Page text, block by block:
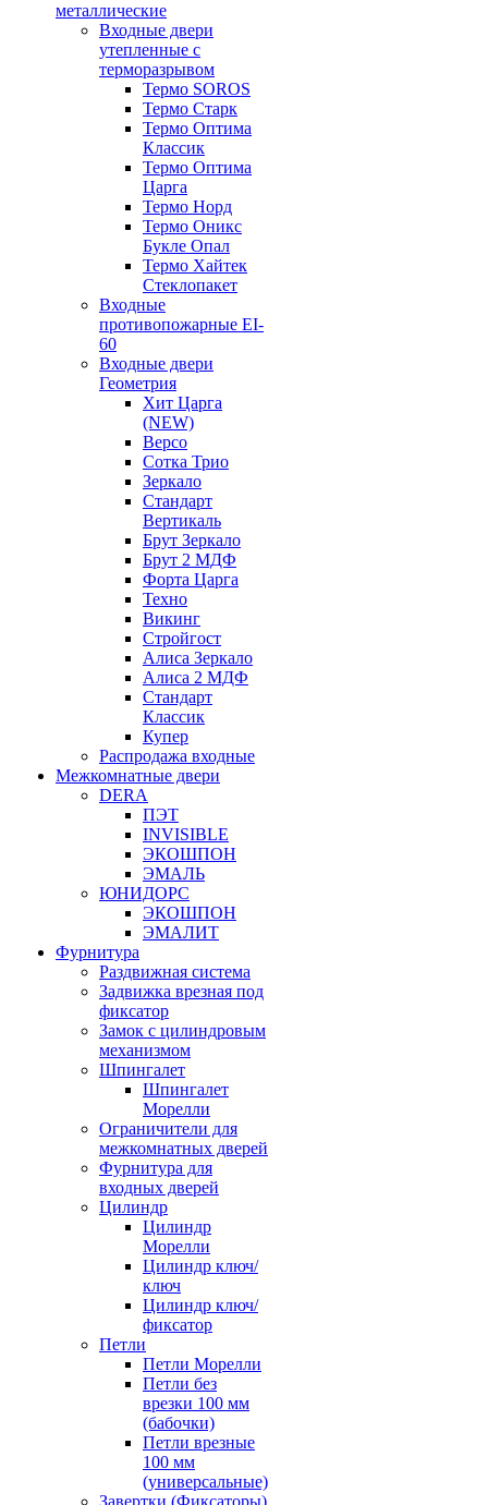
металлические
Входные двери
утепленные с
терморазрывом
Термо SOROS
Термо Старк
Термо Оптима
Классик
Термо Оптима
Царга
Термо Норд
Термо Оникс
Букле Опал
Термо Хайтек
Стеклопакет
Входные
противопожарные EI-
60
Входные двери
Геометрия
Хит Царга
(NEW)
Версо
Сотка Трио
Зеркало
Стандарт
Вертикаль
Брут Зеркало
Брут 2 МДФ
Форта Царга
Техно
Викинг
Стройгост
Алиса Зеркало
Алиса 2 МДФ
Стандарт
Классик
Купер
Распродажа входные
Межкомнатные двери
DERA
ПЭТ
INVISIBLE
ЭКОШПОН
ЭМАЛЬ
ЮНИДОРС
ЭКОШПОН
ЭМАЛИТ
Фурнитура
Раздвижная система
Задвижка врезная под
фиксатор
Замок с цилиндровым
механизмом
Шпингалет
Шпингалет
Морелли
Ограничители для
межкомнатных дверей
Фурнитура для
входных дверей
Цилиндр
Цилиндр
Морелли
Цилиндр ключ/
ключ
Цилиндр ключ/
фиксатор
Петли
Петли Морелли
Петли без
врезки 100 мм
(бабочки)
Петли врезные
100 мм
(универсальные)
Завертки (Фиксаторы)